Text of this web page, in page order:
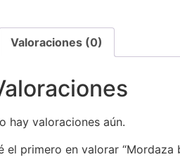
Valoraciones (0)
hay valoraciones aún.
el primero en valorar “Mordaza